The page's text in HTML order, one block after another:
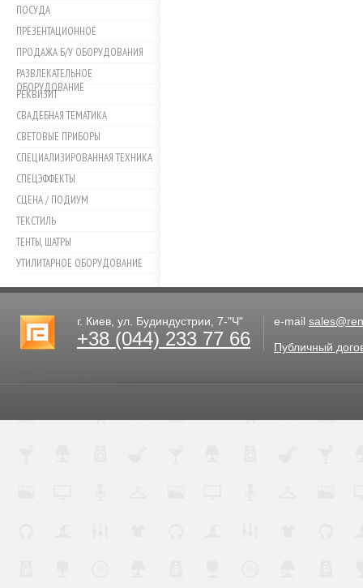
ПОСУДА
ПРЕЗЕНТАЦИОННОЕ
ПРОДАЖА Б/У ОБОРУДОВАНИЯ
РАЗВЛЕКАТЕЛЬНОЕ
ОБОРУДОВАНИЕ
РЕКВИЗИТ
СВАДЕБНАЯ ТЕМАТИКА
СВЕТОВЫЕ ПРИБОРЫ
СПЕЦИАЛИЗИРОВАННАЯ ТЕХНИКА
СПЕЦЭФФЕКТЫ
СЦЕНА / ПОДИУМ
ТЕКСТИЛЬ
ТЕНТЫ, ШАТРЫ
УТИЛИТАРНОЕ ОБОРУДОВАНИЕ
г. Киев, ул. Будиндустрии, 7-"Ч"
+38 (044) 233 77 66
e-mail
Публичный